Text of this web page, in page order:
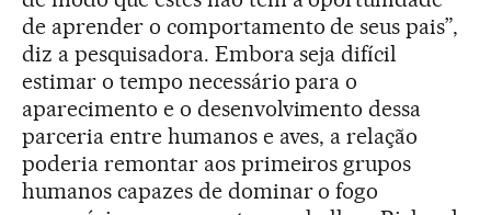
de aprender o comportamento de seus pais”,
diz a pesquisadora. Embora seja difícil
estimar o tempo necessário para o
aparecimento e o desenvolvimento dessa
parceria entre humanos e aves, a relação
poderia remontar aos primeiros grupos
humanos capazes de dominar o fogo